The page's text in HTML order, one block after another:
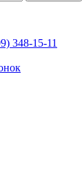
348-15-11